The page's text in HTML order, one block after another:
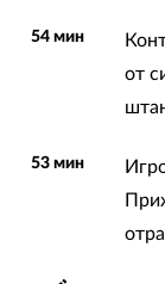
54 мин
от
53 мин